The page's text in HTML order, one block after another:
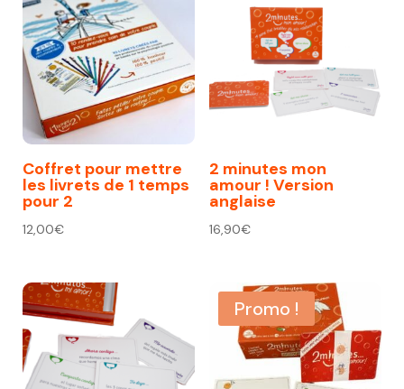
Coffret pour mettre
les livrets de 1 temps
pour 2
12,00€
2 minutes mon
amour ! Version
anglaise
16,90€
Promo !